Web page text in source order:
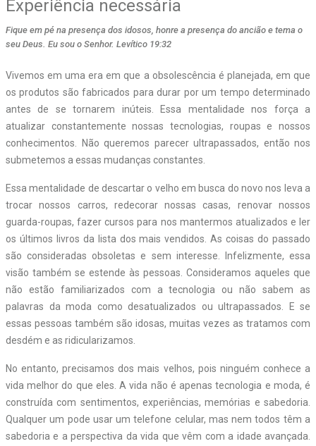
Experiência necessária
Fique em pé na presença dos idosos, honre a presença do ancião e tema o
seu Deus. Eu sou o Senhor. Levítico 19:32
Vivemos em uma era em que a obsolescência é planejada, em que
os produtos são fabricados para durar por um tempo determinado
antes de se tornarem inúteis. Essa mentalidade nos força a
atualizar constantemente nossas tecnologias, roupas e nossos
conhecimentos. Não queremos parecer ultrapassados, então nos
submetemos a essas mudanças constantes.
Essa mentalidade de descartar o velho em busca do novo nos leva a
trocar nossos carros, redecorar nossas casas, renovar nossos
guarda-roupas, fazer cursos para nos mantermos atualizados e ler
os últimos livros da lista dos mais vendidos. As coisas do passado
são consideradas obsoletas e sem interesse. Infelizmente, essa
visão também se estende às pessoas. Consideramos aqueles que
não estão familiarizados com a tecnologia ou não sabem as
palavras da moda como desatualizados ou ultrapassados. E se
essas pessoas também são idosas, muitas vezes as tratamos com
desdém e as ridicularizamos.
No entanto, precisamos dos mais velhos, pois ninguém conhece a
vida melhor do que eles. A vida não é apenas tecnologia e moda, é
construída com sentimentos, experiências, memórias e sabedoria.
Qualquer um pode usar um telefone celular, mas nem todos têm a
sabedoria e a perspectiva da vida que vêm com a idade avançada.